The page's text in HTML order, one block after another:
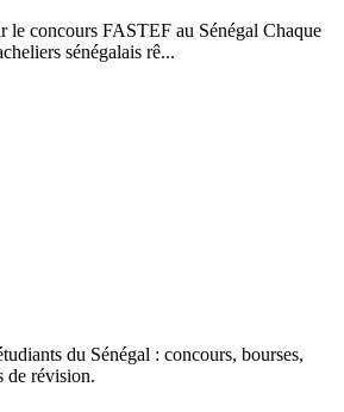
D’ACCUEIL ET DE VOYAGES